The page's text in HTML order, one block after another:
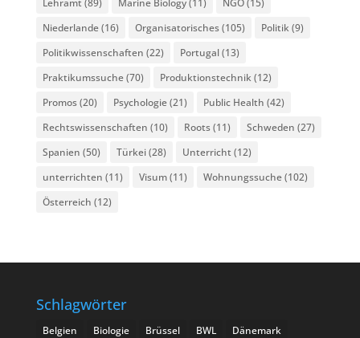
Niederlande(16) Organisatorisches(105) Politik (9)
Politikwissenschaften (22) Portugal(13)
Praktikumssuche(70) Produktionstechnik (12)
Promos(20) Psychologie(21) Public Health (42)
Rechtswissenschaften (10) Roots(11) Schweden (27)
Spanien (50) Türkei(28) Unterricht (12)
unterrichten (11) Visum(11) Wohnungssuche(102)
Österreich (12)
Schlagwörter
Belgien Biologie Brüssel BWL
Dänemark